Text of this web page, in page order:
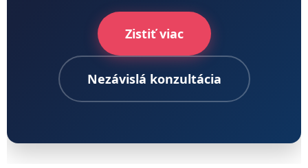
Zistiť viac
Nezávislá konzultácia